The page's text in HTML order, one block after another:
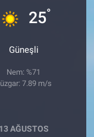
25°
Güneşli
Nem: %71
7.89 m/s
13 AĞUSTOS